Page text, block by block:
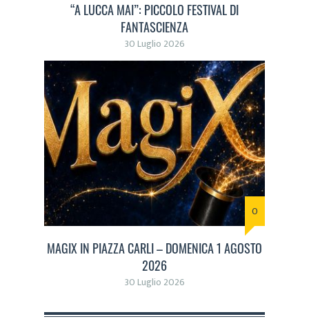
“A LUCCA MAI”: PICCOLO FESTIVAL DI
FANTASCIENZA
30 Luglio 2026
0
MAGIX IN PIAZZA CARLI – DOMENICA 1 AGOSTO
2026
30 Luglio 2026